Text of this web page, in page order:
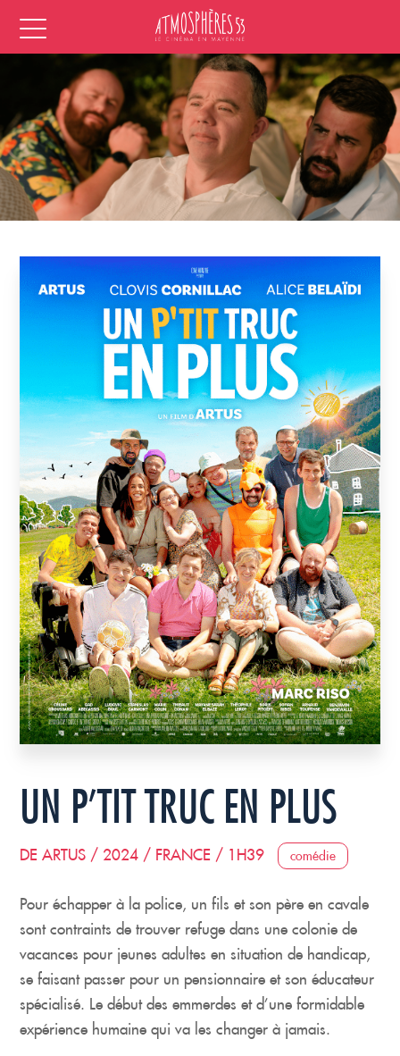
UN P’TIT TRUC EN PLUS
DE ARTUS / 2024 / FRANCE / 1H39 comédie
Pour échapper à la police, un fils et son père en cavale
sont contraints de trouver refuge dans une colonie de
vacances pour jeunes adultes en situation de handicap,
se faisant passer pour un pensionnaire et son éducateur
spécialisé. Le début des emmerdes et d’une formidable
expérience humaine qui va les changer à jamais.